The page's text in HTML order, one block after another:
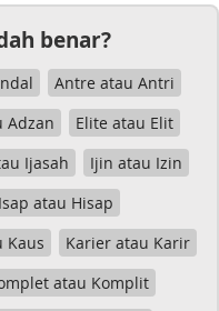
benar?
Antre atau Antri
Adzan
Elite atau Elit
Ijasah
Ijin atau Izin
Isap atau Hisap
Kaus
Karier atau Karir
atau Komplit